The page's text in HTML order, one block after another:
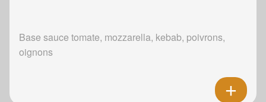
Base sauce tomate, mozzarella, kebab, poivrons,
oignons